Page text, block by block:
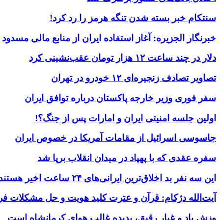
سنتکام خبر بسته شدن تنگه هرمز را رد کرد!
خبرنگار الجزیره: آغاز استفاده ایران از منابع مالی
دلار در چند ساعت ۱۲ هزار تومان عقب‌نشینی کرد
تصاویر تصادف زنجیره‌ای ۱۲ خودرو در تهران
سفر فوری وزیر خارجه پاکستان درباره توافق ایران
اولین جلسه امنیتی ایران و امارات پس از جنگ؟!
جاسوسی اسرائیل از مقامات آمریکا در خصوص ایران
سفره عقدی که با پهپاد در میدان انقلاب برپا شد
این سه نفر بد اخلاق‌ترین ایرانی‌های ۲۴ ساعت اخیر هستند
آیت‌الله دژکام: قرآن و عترت کلید هویت و حل مشکلات
وزش باد و غبار رقیق، پدیده غالب هوای کرمانشاه است